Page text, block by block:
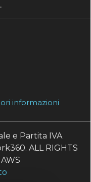
informazioni
e Partita IVA
ALL RIGHTS